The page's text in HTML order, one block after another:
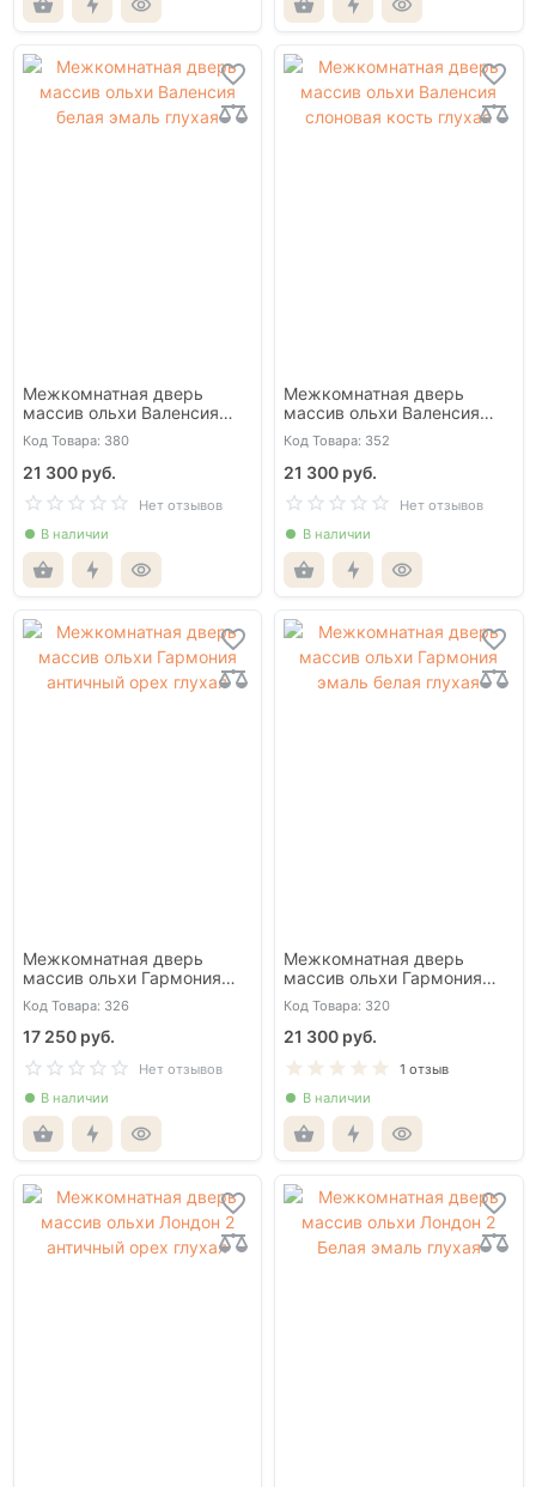
Межкомнатная дверь
массив ольхи Валенсия
белая эмаль глухая
Код Товара: 380
21 300 руб.
Нет отзывов
В наличии
Межкомнатная дверь
массив ольхи Валенсия
слоновая кость глухая
Код Товара: 352
21 300 руб.
Нет отзывов
В наличии
Межкомнатная дверь
массив ольхи Гармония
античный орех глухая
Код Товара: 326
17 250 руб.
Нет отзывов
В наличии
Межкомнатная дверь
массив ольхи Гармония
эмаль белая глухая
Код Товара: 320
21 300 руб.
1 отзыв
В наличии